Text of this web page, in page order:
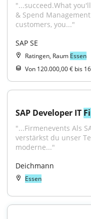
"...succeed.What
& Spend
customers, you..."
SAP SE
Ratingen, Raum Essen
Von 120.000,00 € bis
SAP Developer IT
"...Firmenevents Als
verstärkst du unser
moderne..."
Deichmann
Essen